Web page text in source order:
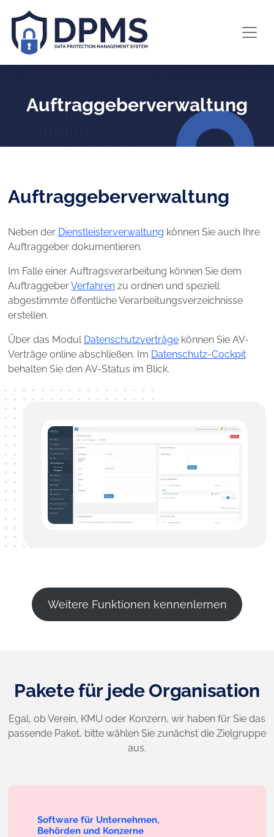
Auftraggeberverwaltung
Auftraggeberverwaltung
Neben der Dienstleisterverwaltung können Sie auch Ihre
Auftraggeber dokumentieren.
Im Falle einer Auftragsverarbeitung können Sie dem
AuftraggeberVerfahren zu ordnen und speziell
abgestimmte öffentliche Verarbeitungsverzeichnisse
erstellen.
Über das Modul Datenschutzverträge können Sie AV-
Verträge online abschließen. Im Datenschutz-Cockpit
behalten Sie den AV-Status im Blick.
Weitere Funktionen kennenlernen
Pakete für jede Organisation
Egal, ob Verein, KMU oder Konzern, wir haben für Sie das
passende Paket, bitte wählen Sie zunächst die Zielgruppe
aus.
Software für Unternehmen,
Behörden und Konzerne